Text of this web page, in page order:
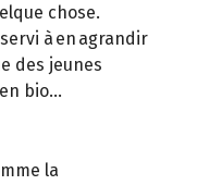
chose.
à en agrandir
des jeunes
bio…
la